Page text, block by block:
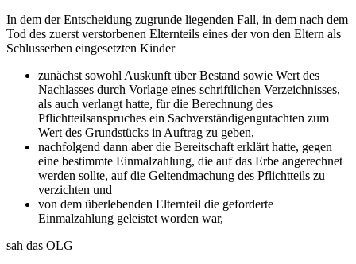
In dem der Entscheidung zugrunde liegenden Fall, in dem nach dem
Tod des zuerst verstorbenen Elternteils eines der von den Eltern als
Schlusserben eingesetzten Kinder
zunächst sowohl Auskunft über Bestand sowie Wert des
Nachlasses durch Vorlage eines schriftlichen Verzeichnisses,
als auch verlangt hatte, für die Berechnung des
Pflichtteilsanspruches ein Sachverständigengutachten zum
Wert des Grundstücks in Auftrag zu geben,
nachfolgend dann aber die Bereitschaft erklärt hatte, gegen
eine bestimmte Einmalzahlung, die auf das Erbe angerechnet
werden sollte, auf die Geltendmachung des Pflichtteils zu
verzichten und
von dem überlebenden Elternteil die geforderte
Einmalzahlung geleistet worden war,
sah das OLG